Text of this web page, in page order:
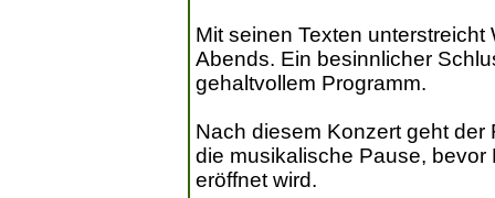
Mit seinen Texten
Abends. Ein besinnlicher
gehaltvollem Programm.
Nach diesem Konzert geht
die musikalische Pause,
eröffnet wird.